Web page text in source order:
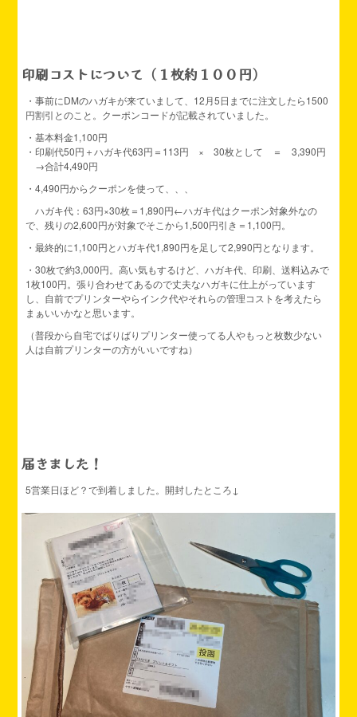
印刷コストについて（１枚約１００円）
・事前にDMのハガキが来ていまして、12月5日までに注文したら1500
円割引とのこと。クーポンコードが記載されていました。
・基本料金1,100円
・印刷代50円＋ハガキ代63円＝113円 × 30枚として ＝ 3,390円
→合計4,490円
・4,490円からクーポンを使って、、、
ハガキ代：63円×30枚＝1,890円←ハガキ代はクーポン対象外なの
で、残りの2,600円が対象でそこから1,500円引き＝1,100円。
・最終的に1,100円とハガキ代1,890円を足して2,990円となります。
・30枚で約3,000円。高い気もするけど、ハガキ代、印刷、送料込みで
1枚100円。張り合わせてあるので丈夫なハガキに仕上がっています
し、自前でプリンターやらインク代やそれらの管理コストを考えたら
まぁいいかなと思います。
（普段から自宅でばりばりプリンター使ってる人やもっと枚数少ない
人は自前プリンターの方がいいですね）
届きました！
5営業日ほど？で到着しました。開封したところ↓